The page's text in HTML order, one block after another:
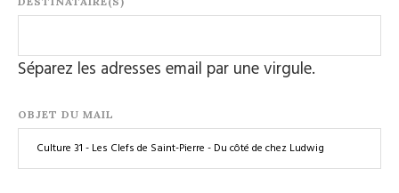
Séparez les adresses email par une virgule.
OBJET DU MAIL